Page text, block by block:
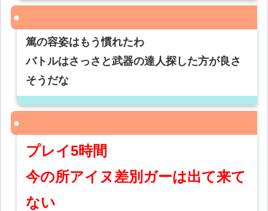
篤の容姿はもう慣れたわ
バトルはさっさと武器の達人探した方が良さ
そうだな
プレイ5時間
今の所アイヌ差別ガーは出て来て
ない